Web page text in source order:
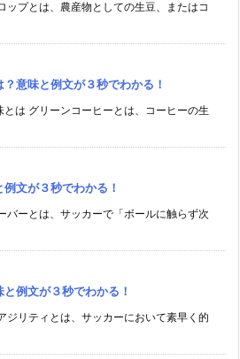
ップとは、農産物としての生豆、またはコ
？意味と例文が３秒でわかる！
とは グリーンコーヒーとは、コーヒーの生
例文が３秒でわかる！
バーとは、サッカーで「ボールに触らず次
と例文が３秒でわかる！
ジリティとは、サッカーにおいて素早く的